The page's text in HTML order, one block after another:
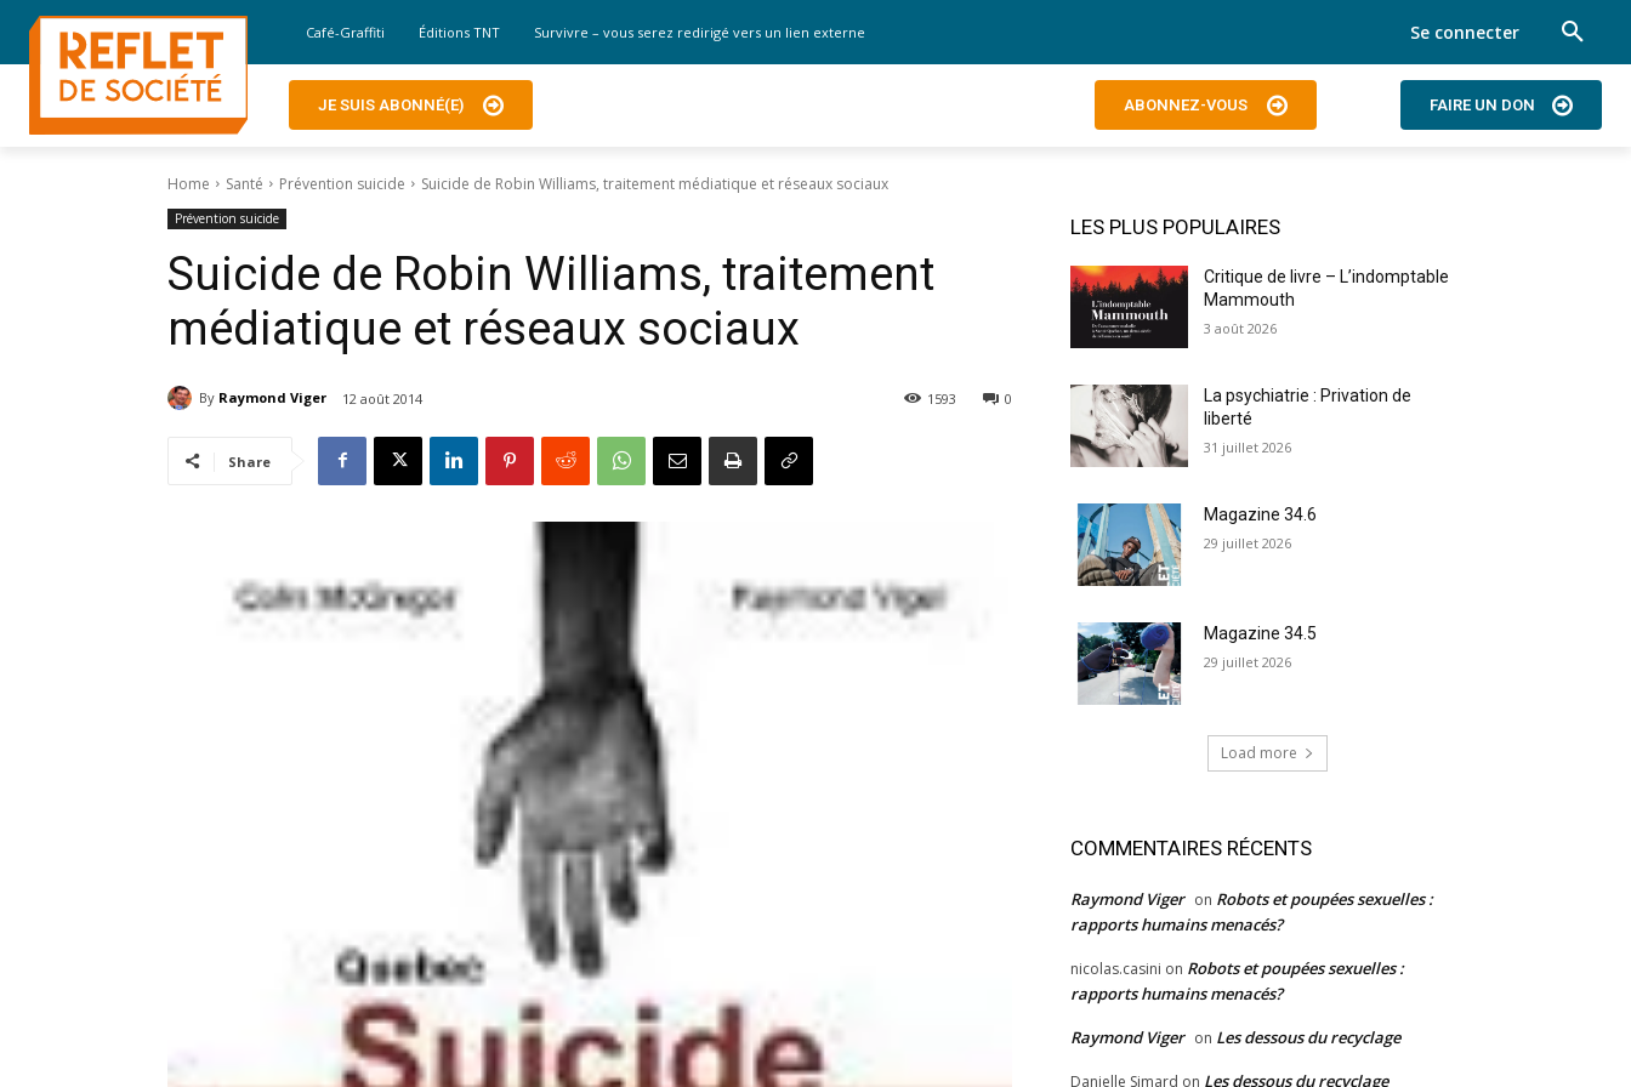
Café-Graffiti Éditions TNT Survivre – vous serez redirigé vers un lien externe Se connecter
JE SUIS ABONNÉ(E) ABONNEZ-VOUS FAIRE UN DON
Home Santé Prévention suicide Suicide de Robin Williams, traitement médiatique et réseaux sociaux
Prévention suicide
Suicide de Robin Williams, traitement
médiatique et réseaux sociaux
By Raymond Viger 12 août 2014 0
1593
Share
LES PLUS POPULAIRES
Critique de livre – L’indomptable
Mammouth
3 août 2026
La psychiatrie : Privation de
liberté
31 juillet 2026
Magazine 34.6
29 juillet 2026
Magazine 34.5
29 juillet 2026
Load more
COMMENTAIRES RÉCENTS
Raymond Viger on Robots et poupées sexuelles :
rapports humains menacés?
nicolas.casini on Robots et poupées sexuelles :
rapports humains menacés?
Raymond Viger on Les dessous du recyclage
Danielle Simard on Les dessous du recyclage